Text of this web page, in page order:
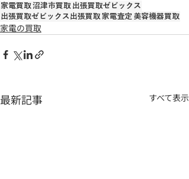
家電買取沼津市買取 出張買取ゼビックス
出張買取ゼビックス出張買取 家電査定 美容機器買取
家電の買取
最新記事 すべて表示